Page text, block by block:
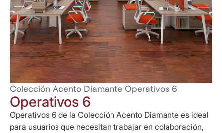
Colección Acento Diamante Operativos 6
Operativos 6
Operativos 6 de la Colección Acento Diamante es ideal
para usuarios que necesitan trabajar en colaboración,